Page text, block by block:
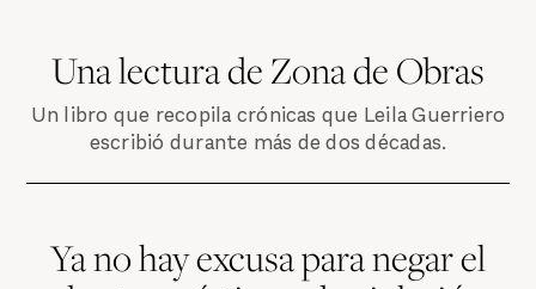
Una lectura de Zona de Obras
Un libro que recopila crónicas que Leila Guerriero
escribió durante más de dos décadas.
Ya no hay excusa para negar el